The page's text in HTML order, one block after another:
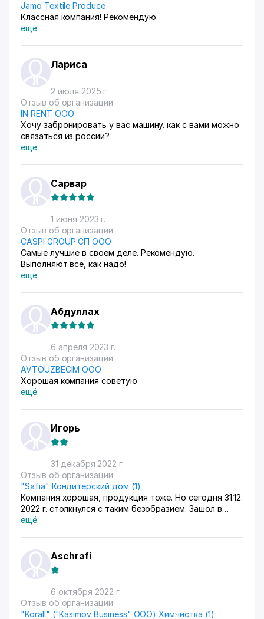
Jamo Textile Produce
Классная компания! Рекомендую.
ещё
Лариса
2 июля 2025 г.
Отзыв об организации
IN RENT ООО
Хочу забронировать у вас машину. как с вами можно
связаться из россии?
ещё
Сарвар
1 июня 2023 г.
Отзыв об организации
CASPI GROUP СП ООО
Самые лучшие в своем деле. Рекомендую.
Выполняют всё, как надо!
ещё
Абдуллах
6 апреля 2023 г.
Отзыв об организации
AVTOUZBEGIM ООО
Хорошая компания советую
ещё
Игорь
31 декабря 2022 г.
Отзыв об организации
"Safia" Кондитерский дом (1)
Компания хорошая, продукция тоже. Но сегодня 31.12.
2022 г. столкнулся с таким безобразием. Зашол в
Софию на Чиланзаре 20 квартал рядом с картинкой,
Потому что именно сегодня на новый год продавци
отпускают товар только в коробочках а торты
только или целый или половину. Я всегда уже
несколько лет покупал четвертинку торта васемь
десять разных пирожанных. Но сегодня я и моя жена
стались без сладкого потому что кто то придумал
ещё
Aschrafi
6 октября 2022 г.
Отзыв об организации
"Korall" ("Kasimov Business" ООО) Химчистка (1)